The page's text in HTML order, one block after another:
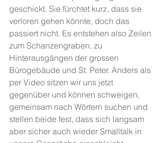
geschickt. Sie fürchtet kurz, dass sie
verloren gehen könnte, doch das
passiert nicht. Es entstehen also Zeilen
zum Schanzengraben, zu
Hinterausgängen der grossen
Bürogebäude und St. Peter. Anders als
per Video sitzen wir uns jetzt
gegenüber und können schweigen,
gemeinsam nach Wörtern suchen und
stellen beide fest, dass sich langsam
aber sicher auch wieder Smalltalk in